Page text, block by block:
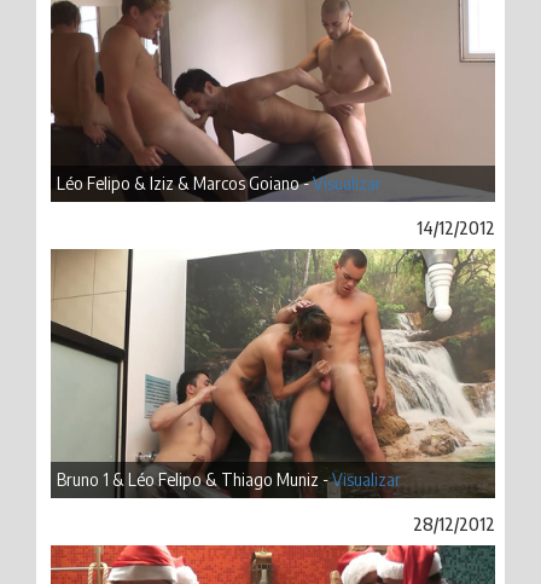
Léo Felipo & Iziz & Marcos Goiano -Visualizar
14/12/2012
Bruno 1 & Léo Felipo & Thiago Muniz -Visualizar
28/12/2012